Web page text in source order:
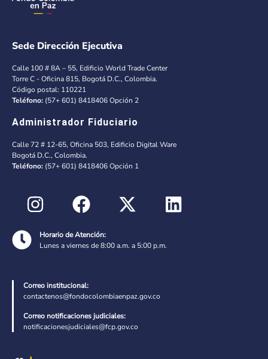
Sede Dirección Ejecutiva
Calle 100 # 8A – 55, Edificio World Trade Center
Torre C - Oficina 815, Bogotá D.C., Colombia.
Código postal: 110221
Teléfono: (57+ 601) 8418406 Opción 2
Administrador Fiduciario
Calle 72 # 12-65, Oficina 503, Edificio Digital Ware
Bogotá D.C., Colombia.
Teléfono: (57+ 601) 8418406 Opción 1
Horario de Atención:
Lunes a viernes de 8:00 a.m. a 5:00 p.m.
Correo institucional:
contactenos@fondocolombiaenpaz.gov.co
Correo notificaciones judiciales:
notificacionesjudiciales@fcp.gov.co